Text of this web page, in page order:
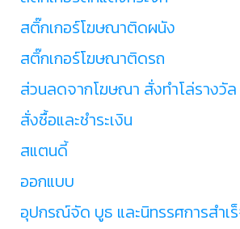
สติ๊กเกอร์โฆษณาติดผนัง
สติ๊กเกอร์โฆษณาติดรถ
ส่วนลดจากโฆษณา สั่งทำโล่รางวัล
สั่งซื้อและชำระเงิน
สแตนดี้
ออกแบบ
อุปกรณ์จัด บูธ และนิทรรศการสำเ